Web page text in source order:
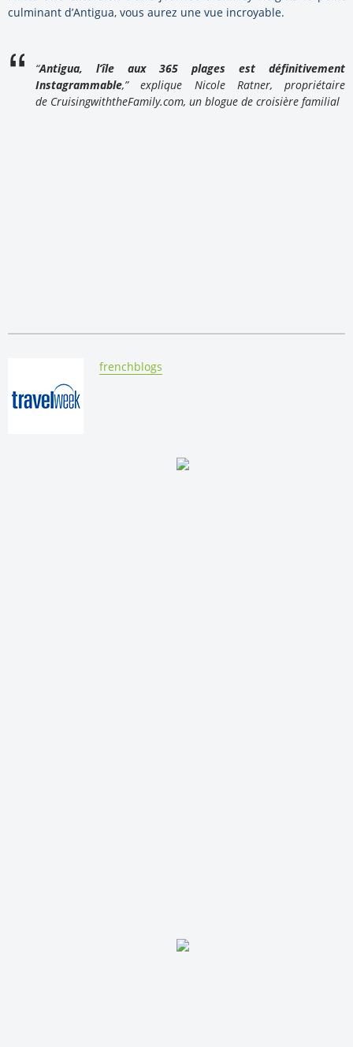
culminant d’Antigua, vous aurez une vue incroyable.
“Antigua, l’île aux 365 plages est définitivement
Instagrammable,” explique Nicole Ratner, propriétaire
de CruisingwiththeFamily.com, un blogue de croisière familial
By:
frenchblogs